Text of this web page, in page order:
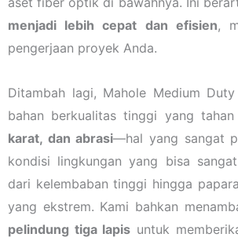
menjadi lebih cepat dan efisien,
pengerjaan proyek Anda.
Ditambah lagi, Mahole Medium
bahan berkualitas tinggi yang tahan
karat, dan abrasi—hal yang sangat
kondisi lingkungan yang bisa
dari kelembaban tinggi hingga
yang ekstrem. Kami bahkan
pelindung tiga lapis untuk